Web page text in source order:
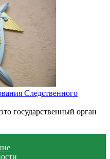
Следственного
государственный орган